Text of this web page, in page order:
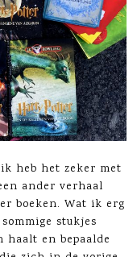
heb het zeker met
ander verhaal
boeken. Wat ik erg
stukjes
haalt en bepaalde